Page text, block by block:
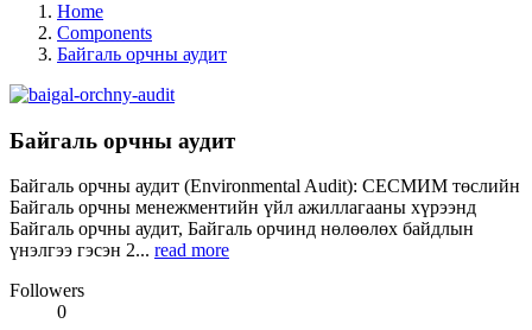
Home
Components
Байгаль орчны аудит
Байгаль орчны аудит
Байгаль орчны аудит (Environmental Audit): СЕСМИМ төслийн
Байгаль орчны менежментийн үйл ажиллагааны хүрээнд
Байгаль орчны аудит, Байгаль орчинд нөлөөлөх байдлын
үнэлгээ гэсэн 2... read more
Followers
0